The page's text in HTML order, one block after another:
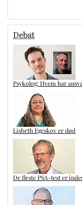
Debat
Psykolog: Hvem har
Lisbeth Egeskov er død
De fleste PSA-test er